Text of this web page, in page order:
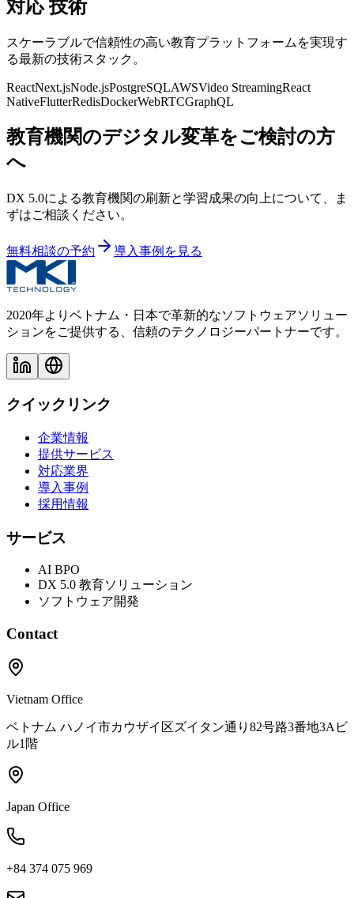
対応 技術
スケーラブルで信頼性の高い教育プラットフォームを実現す
る最新の技術スタック。
ReactNext.jsNode.jsPostgreSQLAWSVideo StreamingReact
NativeFlutterRedisDockerWebRTCGraphQL
教育機関のデジタル変革をご検討の方
へ
DX 5.0による教育機関の刷新と学習成果の向上について、ま
ずはご相談ください。
無料相談の予約 導入事例を見る
2020年よりベトナム・日本で革新的なソフトウェアソリュー
ションをご提供する、信頼のテクノロジーパートナーです。
クイックリンク
企業情報
提供サービス
対応業界
導入事例
採用情報
サービス
AI BPO
DX 5.0 教育ソリューション
ソフトウェア開発
Contact
Vietnam Office
ベトナム ハノイ市カウザイ区ズイタン通り82号路3番地3Aビ
ル1階
Japan Office
+84 374 075 969